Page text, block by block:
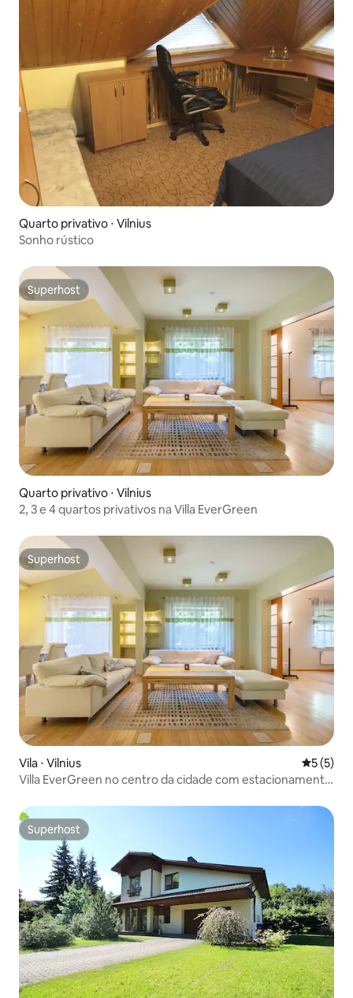
Quarto privativo ⋅ Vilnius
Sonho rústico
Superhost
Superhost
Quarto privativo ⋅ Vilnius
2, 3 e 4 quartos privativos na Villa EverGreen
Superhost
Superhost
Vila ⋅ Vilnius 5 de
5 (5)
Villa EverGreen no centro da cidade com estacionamento
Superhost
Superhost